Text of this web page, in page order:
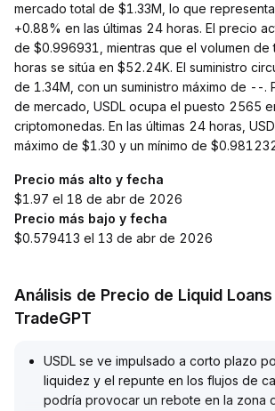
mercado total de $1.33M, lo que
+0.88% en las últimas 24 horas. El precio
de $0.996931, mientras que el volumen de
horas se sitúa en $52.24K. El suministro
de 1.34M, con un suministro máximo de --.
de mercado, USDL ocupa el puesto 2565
criptomonedas. En las últimas 24 horas,
máximo de $1.30 y un mínimo de
Precio más alto y fecha
$1.97 el 18 de abr de 2026
Precio más bajo y fecha
$0.579413 el 13 de abr de 2026
Análisis de Precio de Liquid
TradeGPT
USDL se ve impulsado a corto plazo
liquidez y el repunte en los flujos de
podría provocar un rebote en la zona